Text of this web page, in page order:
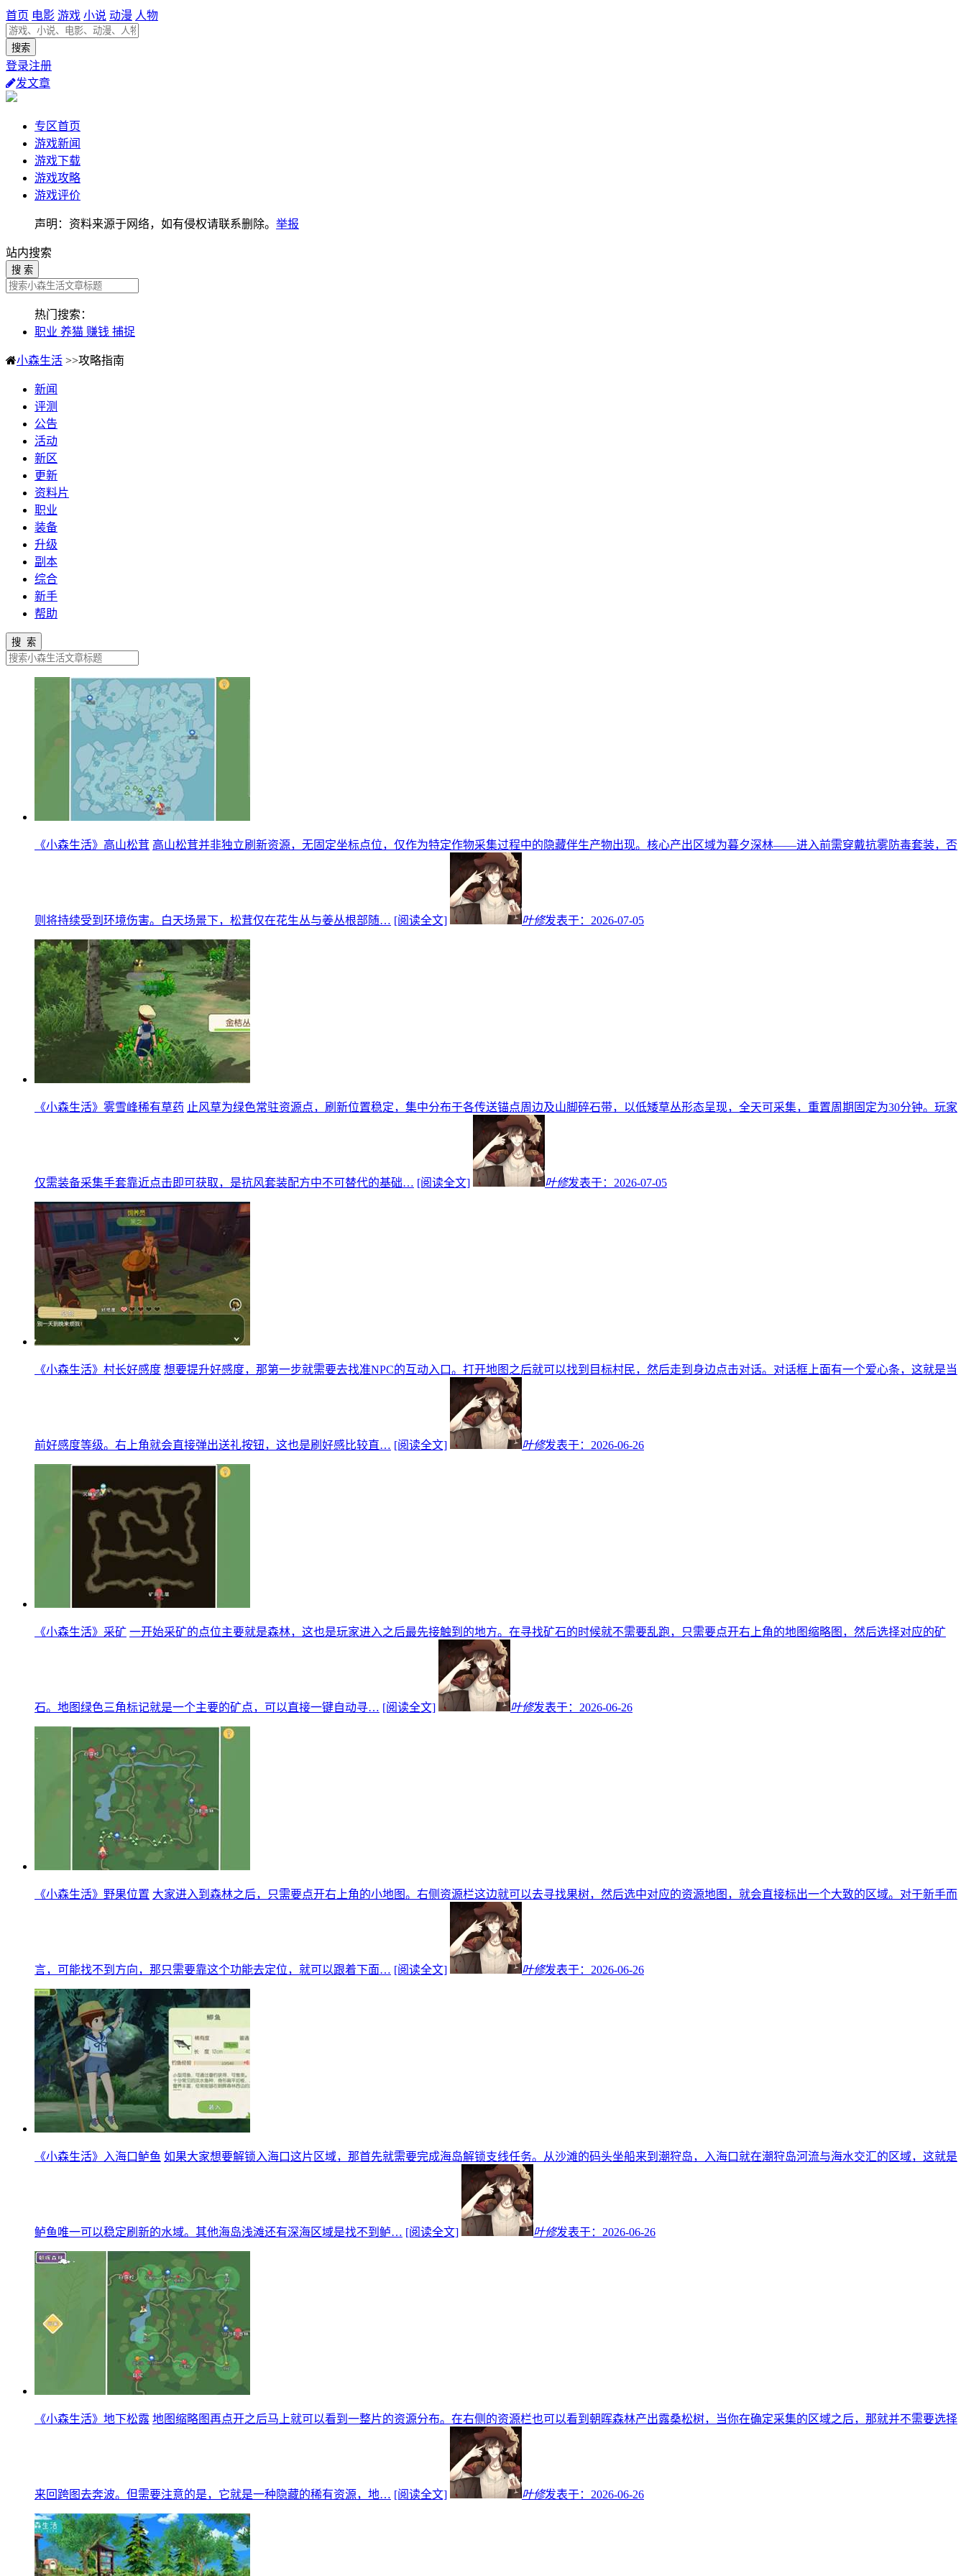
首页 电影 游戏 小说 动漫 人物
登录注册
发文章
专区首页
游戏新闻
游戏下载
游戏攻略
游戏评价
声明：资料来源于网络，如有侵权请联系删除。 举报
站内搜索
搜 索
热门搜索：
职业 养猫 赚钱 捕捉
小森生活 >>攻略指南
新闻
评测
公告
活动
新区
更新
资料片
职业
装备
升级
副本
综合
新手
帮助
搜 索
《小森生活》高山松茸 高山松茸并非独立刷新资源，无固定坐标点位，仅作为特定作物采集过程中的隐藏伴生产物出现。核心产出区域为暮夕深林——进入前需穿戴抗雾防毒套装，否
则将持续受到环境伤害。白天场景下，松茸仅在花生丛与姜丛根部随… [阅读全文] 叶修发表于： 2026-07-05
《小森生活》雾雪峰稀有草药 止风草为绿色常驻资源点，刷新位置稳定，集中分布于各传送锚点周边及山脚碎石带，以低矮草丛形态呈现，全天可采集，重置周期固定为30分钟。玩家
仅需装备采集手套靠近点击即可获取，是抗风套装配方中不可替代的基础… [阅读全文] 叶修发表于： 2026-07-05
《小森生活》村长好感度 想要提升好感度，那第一步就需要去找准NPC的互动入口。打开地图之后就可以找到目标村民，然后走到身边点击对话。对话框上面有一个爱心条，这就是当
前好感度等级。右上角就会直接弹出送礼按钮，这也是刷好感比较直… [阅读全文] 叶修发表于： 2026-06-26
《小森生活》采矿 一开始采矿的点位主要就是森林，这也是玩家进入之后最先接触到的地方。在寻找矿石的时候就不需要乱跑，只需要点开右上角的地图缩略图，然后选择对应的矿
石。地图绿色三角标记就是一个主要的矿点，可以直接一键自动寻… [阅读全文] 叶修发表于： 2026-06-26
《小森生活》野果位置 大家进入到森林之后，只需要点开右上角的小地图。右侧资源栏这边就可以去寻找果树，然后选中对应的资源地图，就会直接标出一个大致的区域。对于新手而
言，可能找不到方向，那只需要靠这个功能去定位，就可以跟着下面… [阅读全文] 叶修发表于： 2026-06-26
《小森生活》入海口鲈鱼 如果大家想要解锁入海口这片区域，那首先就需要完成海岛解锁支线任务。从沙滩的码头坐船来到潮狩岛，入海口就在潮狩岛河流与海水交汇的区域，这就是
鲈鱼唯一可以稳定刷新的水域。其他海岛浅滩还有深海区域是找不到鲈… [阅读全文] 叶修发表于： 2026-06-26
《小森生活》地下松露 地图缩略图再点开之后马上就可以看到一整片的资源分布。在右侧的资源栏也可以看到朝晖森林产出露桑松树，当你在确定采集的区域之后，那就并不需要选择
来回跨图去奔波。但需要注意的是，它就是一种隐藏的稀有资源，地… [阅读全文] 叶修发表于： 2026-06-26